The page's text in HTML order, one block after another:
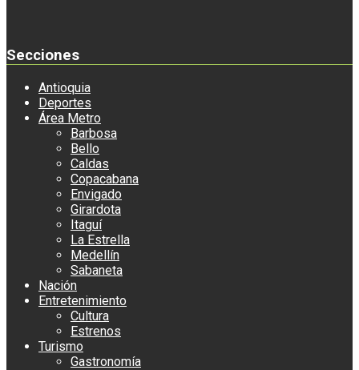
Secciones
Antioquia
Deportes
Área Metro
Barbosa
Bello
Caldas
Copacabana
Envigado
Girardota
Itaguí
La Estrella
Medellín
Sabaneta
Nación
Entretenimiento
Cultura
Estrenos
Turismo
Gastronomía